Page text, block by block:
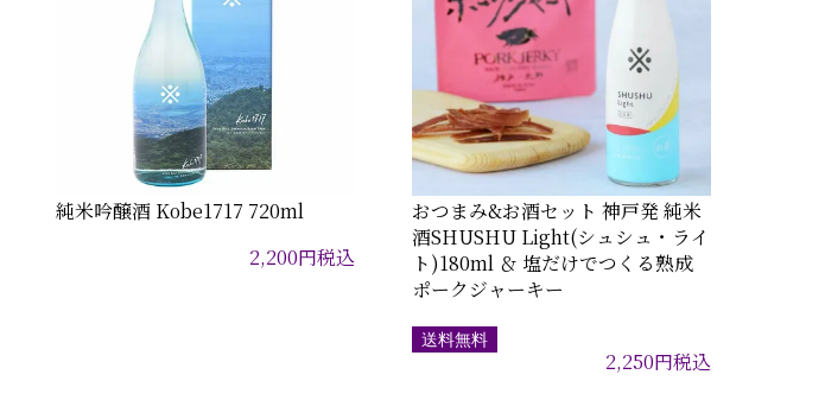
純米吟醸酒 Kobe1717 720ml
2,200円税込
おつまみ&お酒セット 神戸発 純米
酒SHUSHU Light(シュシュ・ライ
ト)180ml ＆ 塩だけでつくる熟成
ポークジャーキー
送料無料
2,250円税込